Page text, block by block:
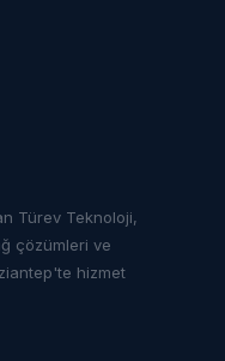
Türev Teknoloji,
çözümleri ve
hizmet